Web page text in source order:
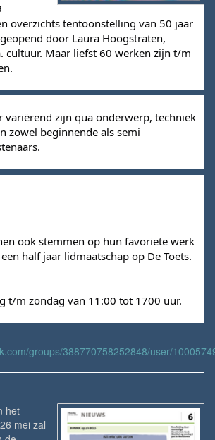
overzichts tentoonstelling van 50 jaar
door Laura Hoogstraten,
cultuur. Maar liefst 60 werken zijn t/m
variërend zijn qua onderwerp, techniek
zowel beginnende als semi
ook stemmen op hun favoriete werk
half jaar lidmaatschap op De Toets.
t/m zondag van 11:00 tot 1700 uur.
groups/388770758252848/user/
het
mei zal